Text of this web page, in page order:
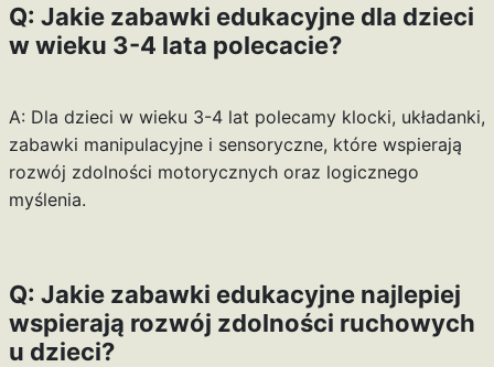
Q: Jakie zabawki edukacyjne dla dzieci
w wieku 3-4 lata polecacie?
A: Dla dzieci w wieku 3-4 lat polecamy klocki, układanki,
zabawki manipulacyjne i sensoryczne, które wspierają
rozwój zdolności motorycznych oraz logicznego
myślenia.
Q: Jakie zabawki edukacyjne najlepiej
wspierają rozwój zdolności ruchowych
u dzieci?